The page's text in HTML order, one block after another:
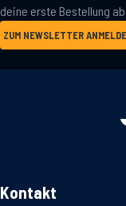
deine erste Bestellung
ZUM NEWSLETTER
Kontakt